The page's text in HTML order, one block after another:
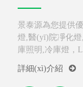
景泰源為您提供
燈,醫(yī)院凈化
庫照明,冷庫燈
詳細(xì)介紹